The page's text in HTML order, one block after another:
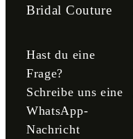
werden
Bridal Couture
Hast du eine
Frage?
Schreibe uns eine
WhatsApp-
Nachricht